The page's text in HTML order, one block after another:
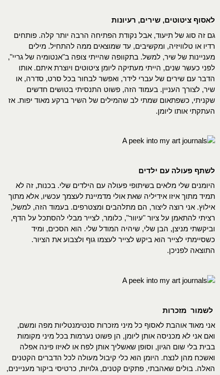
לאסוף ציטוטים, שירים, רעיונות
גם זה סוג של תיעוד, אבל נקודת הפתיחה הרבה יותר קלה. פותחים
רדיו או טלוויזיה, ומקשיבים, עד שמוצאים ממה להתחיל. מילים
מעניינות של שיר, למשל. בתקוופה שהייתי צופה ב"אנטומיה של גריי",
לפני כעשר שנים, הייתי מעתיקה ליומן ציטוטים ויוצרת איתם. אותו
הדבר עם שירים של עברי לידר, ואפשר לבחור בכל סרט, סדרה, או
שיר, לצורך העניין. בעמוד הזה, פשוט התנסיתי בטושים חדשים
שקניתי, כשפתאום שמתי לב שהמילים של השיר ברקע מאוד יפות. אז
העתקתי אותו ליומן.
לשתף פעולה עם ילדים
היומנים שלי מלאים בשיתופי פעולה עם הילדים שלי. בכנות, זה לא
תמיד מתוך איזו אידיליה שאת אולי מדמיינת לעצמך עכשיו, אלא מתוך
אילוץ. אני רוצה ליצור, הם מתלהבים ומצטרפים. בעמוד הזה, למשל,
רציתי להתאמן על ציור "עיוור", כלומר, לצייר מבלי להסתכל על הדף,
וביקשתי מניצן, הבן שלי, שיהיה המודל שלי. הוא הסכים, ומיד
כשסיימתי לצייר הוא ביקש לצייר לעצמו גוף ולצבוע את הציור.
התוצאה לפניכן.
לשמור מזכרות
אני מאוד אוהבת לאסוף כל מיני מזכרות סנטימנטליות מפה ומשם,
ואם אני לא מכניסה אותן ליומן, הן פשוט נערמות בכל מיני מקומות
בבית בלי שום הגיון, וסופן שאשליך אותן לפח או לאיזו פינה אפלה
ואשכח מהן לנצח. היומן הוא כלי קיבול מעולה לכל הדברים הקטנים
האלה. בולים שאהבתי, פתקים קטנים, גלויות, כרטיסי ביקור מעניינים,